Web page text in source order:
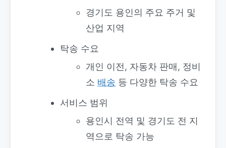
경기도 용인의 주요 주거 및
산업 지역
탁송 수요
개인 이전, 자동차 판매, 정비
소 배송 등 다양한 탁송 수요
서비스 범위
용인시 전역 및 경기도 전 지
역으로 탁송 가능